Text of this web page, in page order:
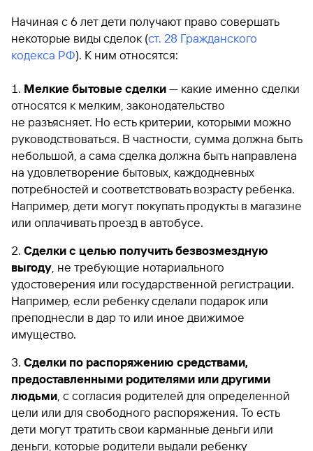
Начиная с 6 лет дети получают право совершать
некоторые виды сделок (ст. 28 Гражданского
кодекса РФ). К ним относятся:
Мелкие бытовые сделки — какие именно сделки
относятся к мелким, законодательство
не разъясняет. Но есть критерии, которыми можно
руководствоваться. В частности, сумма должна быть
небольшой, а сама сделка должна быть направлена
на удовлетворение бытовых, каждодневных
потребностей и соответствовать возрасту ребенка.
Например, дети могут покупать продукты в магазине
или оплачивать проезд в автобусе.
Сделки с целью получить безвозмездную
выгоду , не требующие нотариального
удостоверения или государственной регистрации.
Например, если ребенку сделали подарок или
преподнесли в дар то или иное движимое
имущество.
Сделки по распоряжению средствами,
предоставленными родителями или другими
людьми , с согласия родителей для определенной
цели или для свободного распоряжения. То есть
дети могут тратить свои карманные деньги или
деньги, которые родители выдали ребенку